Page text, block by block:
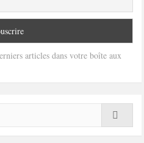
articles dans votre boîte aux